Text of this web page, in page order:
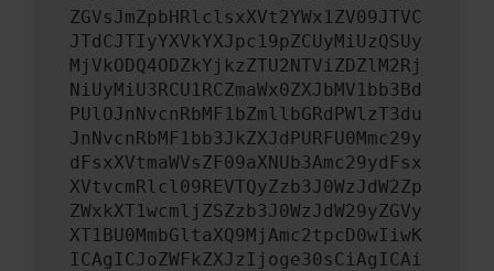
ZGVsJmZpbHRlclsxXVt2YWx1ZV09JTVC
JTdCJTIyYXVkYXJpc19pZCUyMiUzQSUy
MjVkODQ4ODZkYjkzZTU2NTViZDZlM2Rj
NiUyMiU3RCU1RCZmaWx0ZXJbMV1bb3Bd
PUlOJnNvcnRbMF1bZmllbGRdPWlzT3du
JnNvcnRbMF1bb3JkZXJdPURFU0Mmc29y
dFsxXVtmaWVsZF09aXNUb3Amc29ydFsx
XVtvcmRlcl09REVTQyZzb3J0WzJdW2Zp
ZWxkXT1wcmljZSZzb3J0WzJdW29yZGVy
XT1BU0MmbGltaXQ9MjAmc2tpcD0wIiwK
ICAgICJoZWFkZXJzIjoge30sCiAgICAi